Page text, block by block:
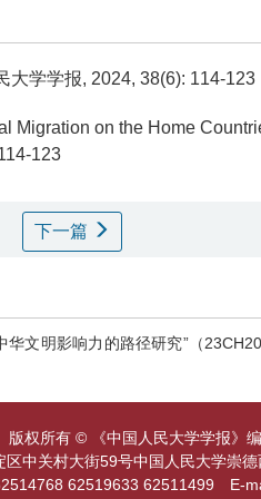
大学学报, 2024, 38(6): 114-123
Migration on the Home
123
下一篇
华文明影响力的路径研究”（
版权所有 © 《中国人民大学学报》
区中关村大街59号中国人民大学
62519633 62511499 E-